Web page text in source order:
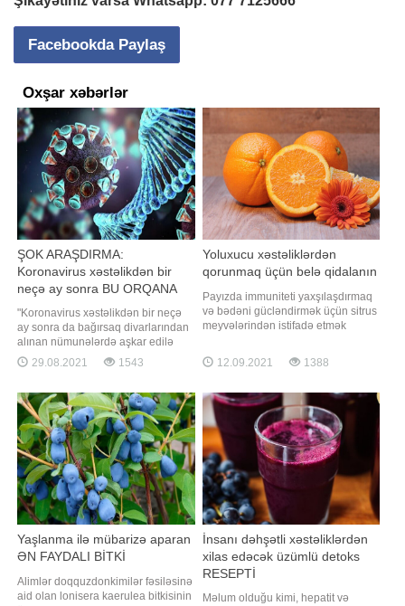
Facebookda Paylaş
Oxşar xəbərlər
ŞOK ARAŞDIRMA:
Koronavirus xəstəlikdən bir
neçə ay sonra BU ORQANA
KEÇİR
"Koronavirus xəstəlikdən bir neçə
ay sonra da bağırsaq divarlarından
alınan nümunələrdə aşkar edilə
bilər". Bu barədə Rospotrebnadzor
Mərkəzi Tədqiqat Epidemiologiya
üzrə direktor müavini Natalya
Pşeniçnaya TASS-a məlumat verib.
O qeyd edib ki, bəzi xəstələrd
29.08.2021 1543
Yoluxucu xəstəliklərdən
qorunmaq üçün belə qidalanın
Payızda immuniteti yaxşılaşdırmaq
və bədəni gücləndirmək üçün sitrus
meyvələrindən istifadə etmək
olan efir yağları əhval-ruhiyyəni
yüksəldir. Bundan əlavə, faydalı
fındıq, zeytun yağı, avokado və yağlı
balıqdan əldə etmək olar. B
12.09.2021 1388
Yaşlanma ilə mübarizə aparan
ƏN FAYDALI BİTKİ
Alimlər doqquzdonkimilər fəsiləsinə
aid olan lonisera kaerulea bitkisinin
İnsanı dəhşətli xəstəliklərdən
xilas edəcək üzümlü detoks
RESEPTİ
Məlum olduğu kimi, hepatit və